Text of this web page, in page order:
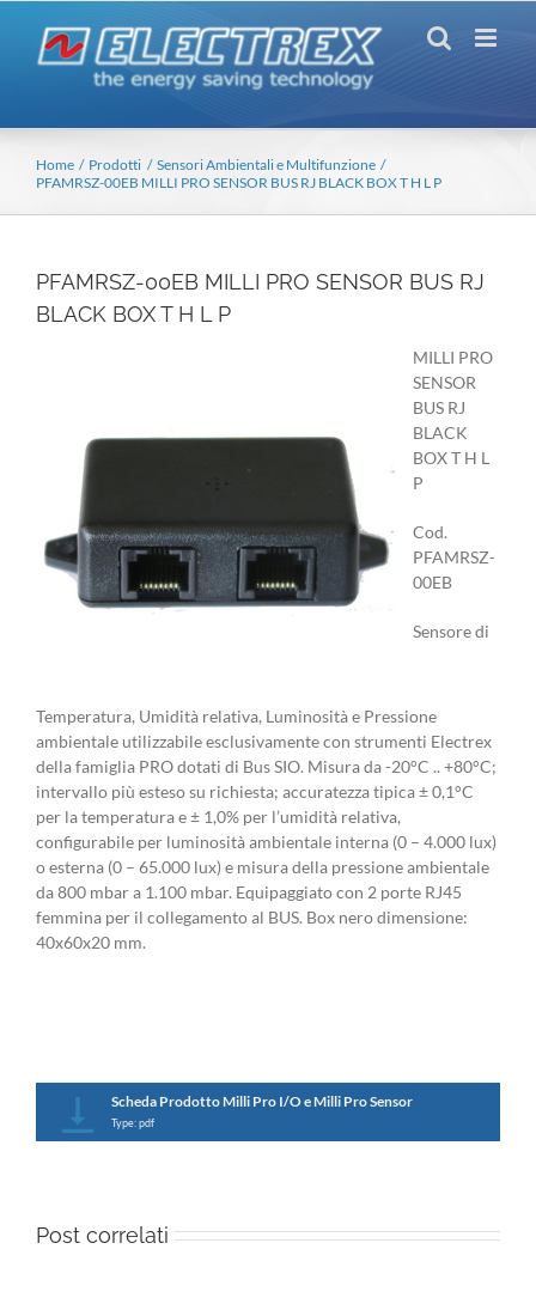
contenuto
Home Prodotti
Sensori Ambientali e Multifunzione
PFAMRSZ-00EB MILLI PRO SENSOR BUS RJ BLACK BOX T H L P
PFAMRSZ-00EB MILLI PRO SENSOR BUS RJ
BLACK BOX T H L P
MILLI PRO
SENSOR
BUS RJ
BLACK
BOX T H L
P
Cod.
PFAMRSZ-
00EB
Sensore di
Temperatura, Umidità relativa, Luminosità e Pressione
ambientale utilizzabile esclusivamente con strumenti Electrex
della famiglia PRO dotati di Bus SIO. Misura da -20°C .. +80°C;
intervallo più esteso su richiesta; accuratezza tipica ± 0,1°C
per la temperatura e ± 1,0% per l’umidità relativa,
configurabile per luminosità ambientale interna (0 – 4.000 lux)
o esterna (0 – 65.000 lux) e misura della pressione ambientale
da 800 mbar a 1.100 mbar. Equipaggiato con 2 porte RJ45
femmina per il collegamento al BUS. Box nero dimensione:
40x60x20 mm.
Scheda Prodotto Milli Pro I/O e Milli Pro Sensor
Type: pdf
Post correlati